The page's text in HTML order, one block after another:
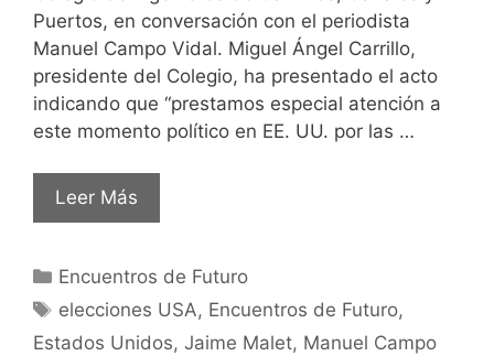
Puertos, en conversación con el periodista
Manuel Campo Vidal. Miguel Ángel Carrillo,
presidente del Colegio, ha presentado el acto
indicando que “prestamos especial atención a
este momento político en EE. UU. por las …
Leer Más
Encuentros de Futuro
elecciones USA, Encuentros de Futuro,
Estados Unidos, Jaime Malet, Manuel Campo